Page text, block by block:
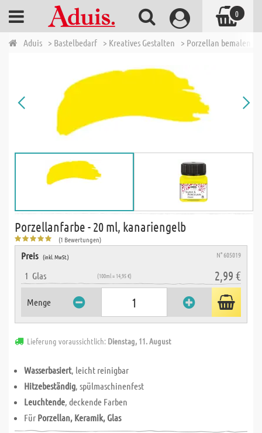
Aduis > Bastelbedarf > Kreatives Gestalten > Porzellan bemalen
Porzellanfarbe - 20 ml, kanariengelb
(1 Bewertungen)
Preis (inkl. MwSt.) N° 605019
1 Glas (100ml = 14,95 €) 2,99 €
Menge
Lieferung voraussichtlich: Dienstag, 11. August
Wasserbasiert, leicht reinigbar
Hitzebeständig, spülmaschinenfest
Leuchtende, deckende Farben
Für Porzellan, Keramik, Glas
0